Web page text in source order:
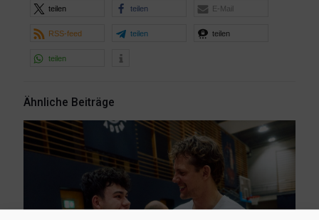
teilen teilen E-Mail
RSS-feed teilen teilen
teilen
Ähnliche Beiträge